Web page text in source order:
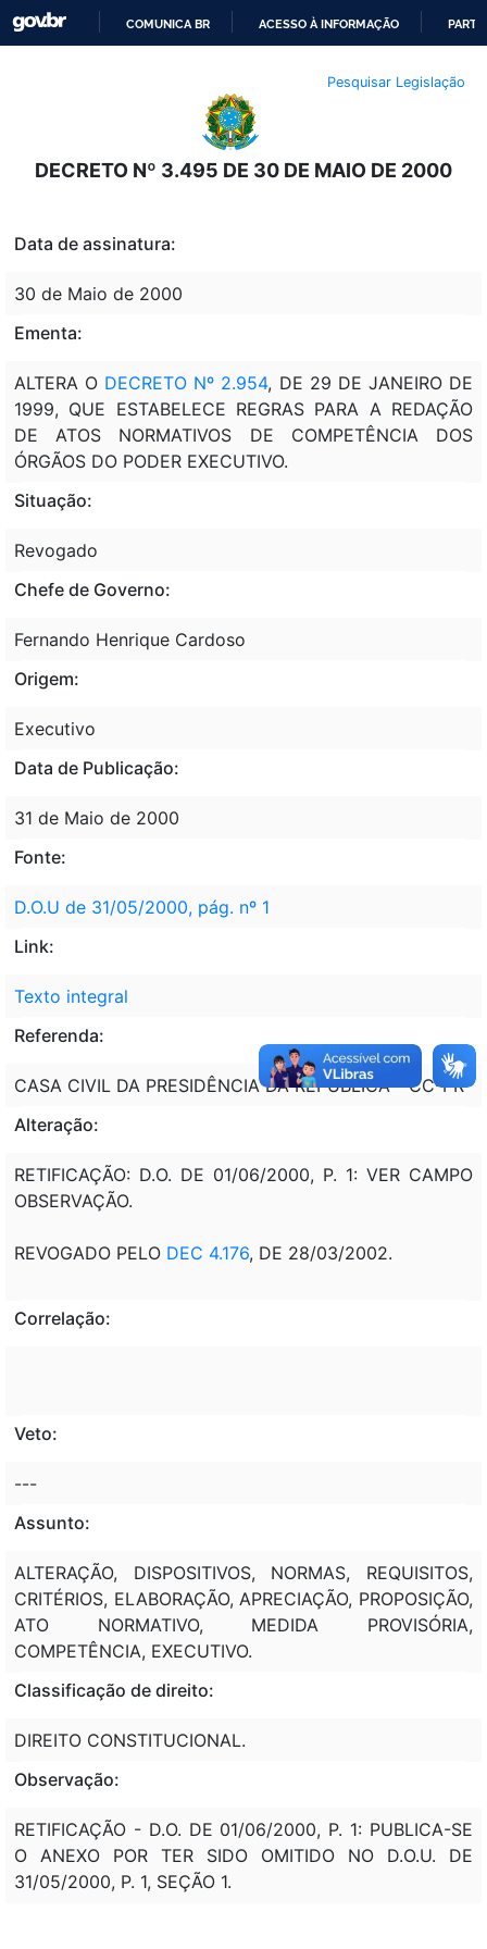
O
CONTEÚDO
COMUNICA BR ACESSO À INFORMAÇÃO
Pesquisar Legislação
DECRETO Nº 3.495 DE 30 DE MAIO DE 2000
Data de assinatura:
30 de Maio de 2000
Ementa:
ALTERA O DECRETO Nº 2.954, DE 29 DE JANEIRO DE
1999, QUE ESTABELECE REGRAS PARA A REDAÇÃO
DE ATOS NORMATIVOS DE COMPETÊNCIA DOS
ÓRGÃOS DO PODER EXECUTIVO.
Situação:
Revogado
Chefe de Governo:
Fernando Henrique Cardoso
Origem:
Executivo
Data de Publicação:
31 de Maio de 2000
Fonte:
D.O.U de 31/05/2000, pág. nº 1
Link:
Texto integral
Referenda:
CASA CIVIL DA PRESIDÊNCIA DA REPÚBLICA - CC-PR
Alteração:
RETIFICAÇÃO: D.O. DE 01/06/2000, P. 1: VER CAMPO
OBSERVAÇÃO.
REVOGADO PELO DEC 4.176, DE 28/03/2002.
Correlação:
Veto:
---
Assunto:
ALTERAÇÃO, DISPOSITIVOS, NORMAS, REQUISITOS,
CRITÉRIOS, ELABORAÇÃO, APRECIAÇÃO, PROPOSIÇÃO,
ATO NORMATIVO, MEDIDA PROVISÓRIA,
COMPETÊNCIA, EXECUTIVO.
Classificação de direito:
DIREITO CONSTITUCIONAL.
Observação:
RETIFICAÇÃO - D.O. DE 01/06/2000, P. 1: PUBLICA-SE
O ANEXO POR TER SIDO OMITIDO NO D.O.U. DE
31/05/2000, P. 1, SEÇÃO 1.